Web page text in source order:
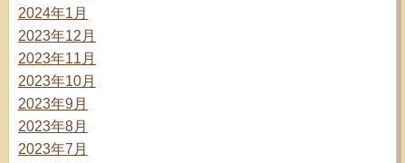
2024年1月
2023年12月
2023年11月
2023年10月
2023年9月
2023年8月
2023年7月